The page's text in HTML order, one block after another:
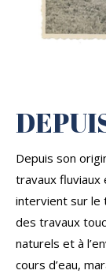
Depuis son
travaux fluviaux
intervient sur le
des travaux
naturels et à
cours d’eau,